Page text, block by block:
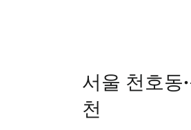
서울 천호동
천